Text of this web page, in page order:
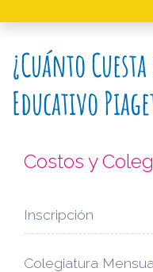
¿Cuánto
Educativo
Costos y
Inscripción
Colegiatura